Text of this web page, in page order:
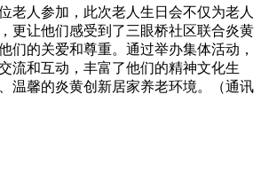
老人参加，此次老人生日会不仅为老人
更让他们感受到了三眼桥社区联合炎黄
们的关爱和尊重。通过举办集体活动，
流和互动，丰富了他们的精神文化生
温馨的炎黄创新居家养老环境。（通讯